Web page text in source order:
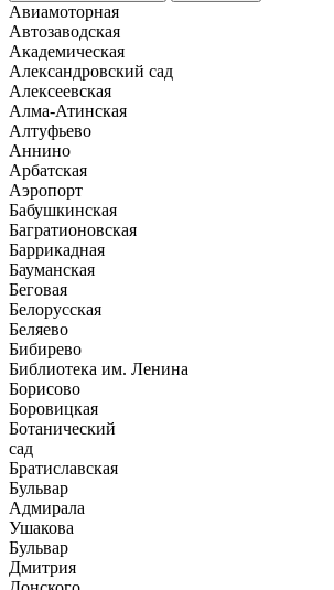
Авиамоторная
Автозаводская
Академическая
Александровский сад
Алексеевская
Алма-Атинская
Алтуфьево
Аннино
Арбатская
Аэропорт
Бабушкинская
Багратионовская
Баррикадная
Бауманская
Беговая
Белорусская
Беляево
Бибирево
Библиотека им. Ленина
Борисово
Боровицкая
Ботанический
сад
Братиславская
Бульвар
Адмирала
Ушакова
Бульвар
Дмитрия